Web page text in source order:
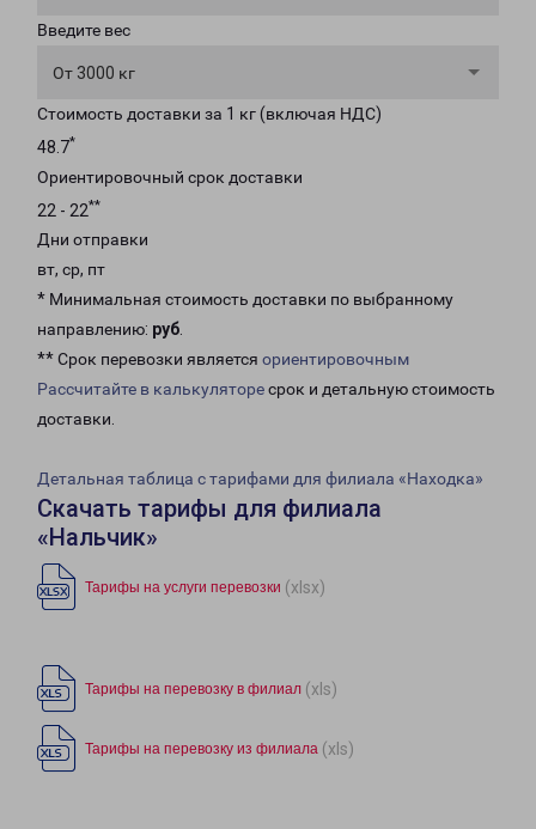
Введите вес
От 3000 кг
Стоимость доставки за 1 кг (включая НДС)
48.7*
Ориентировочный срок доставки
22 - 22**
Дни отправки
вт, ср, пт
* Минимальная стоимость доставки по выбранному
направлению: руб.
** Срок перевозки является ориентировочным
Рассчитайте в калькуляторесрок и детальную стоимость
доставки.
Детальная таблица с тарифами для филиала «Находка»
Скачать тарифы для филиала
«Нальчик»
Тарифы на услуги перевозки (xlsx)
Тарифы на перевозку в филиал (xls)
Тарифы на перевозку из филиала (xls)